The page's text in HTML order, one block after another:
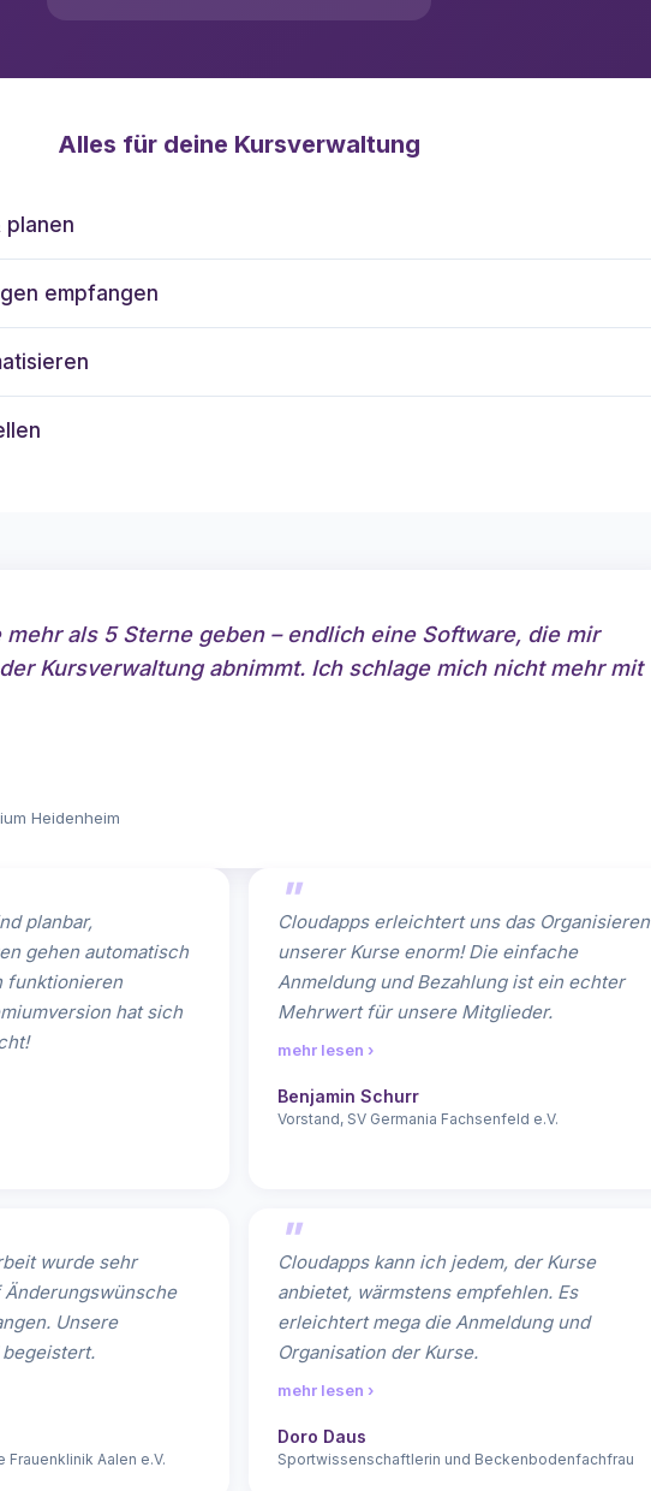
Alles für deine Kursverwaltung
planen
empfangen
als 5 Sterne geben – endlich eine Software, die mir
Kursverwaltung abnimmt. Ich schlage mich nicht mehr mit
Heidenheim
planbar,
gehen automatisch
funktionieren
hat sich
Cloudapps erleichtert uns das Organisieren
unserer Kurse enorm! Die einfache
Anmeldung und Bezahlung ist ein echter
Mehrwert für unsere Mitglieder.
mehr lesen ›
Benjamin Schurr
Vorstand, SV Germania Fachsenfeld e.V.
wurde sehr
Unsere
Frauenklinik Aalen e.V.
Cloudapps kann ich jedem, der Kurse
anbietet, wärmstens empfehlen. Es
erleichtert mega die Anmeldung und
Organisation der Kurse.
mehr lesen ›
Doro Daus
Sportwissenschaftlerin und Beckenbodenfachfrau